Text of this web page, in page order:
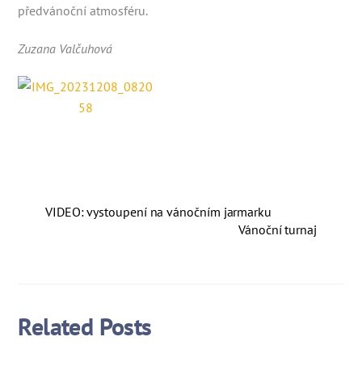
předvánoční atmosféru.
Zuzana Valčuhová
VIDEO: vystoupení na vánočním jarmarku
Vánoční turnaj
Related Posts